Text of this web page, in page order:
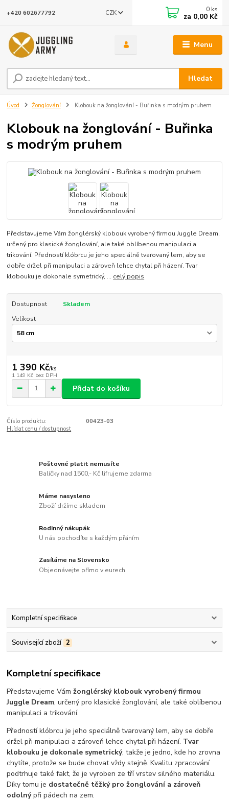
Menu
CZK
Hledat
+420 602677792 0 ks
za 0,00 Kč
Úvod Žonglování Klobouk na žonglování - Buřinka s modrým pruhem
Klobouk na žonglování - Buřinka
s modrým pruhem
Představujeme Vám žonglérský klobouk vyrobený firmou Juggle Dream,
určený pro klasické žonglování, ale také oblíbenou manipulaci a
trikování. Předností klóbrcu je jeho speciálně tvarovaný lem, aby se
dobře držel při manipulaci a zároveň lehce chytal při házení. Tvar
klobouku je dokonale symetrický, ... celý popis
Dostupnost
Skladem
Velikost
1 390 Kč/ks
1 149 Kč bez DPH
Přidat do košíku
Číslo produktu:
00423-03
Hlídat cenu / dostupnost
Poštovné platit nemusíte
Balíčky nad 1500,- Kč lifrujeme zdarma
Máme nasysleno
Zboží držíme skladem
Rodinný nákupák
U nás pochodíte s každým přáním
Zasíláme na Slovensko
Objednávejte přímo v eurech
Kompletní specifikace
Související zboží 2
Kompletní specifikace
Představujeme Vámžonglérský klobouk vyrobený firmou
Juggle Dream, určený pro klasické žonglování, ale také oblíbenou
manipulaci a trikování.
Předností klóbrcu je jeho speciálně tvarovaný lem, aby se dobře
držel při manipulaci a zároveň lehce chytal při házení. Tvar
klobouku je dokonale symetrický, takže je jedno, kde ho zrovna
chytíte, protože se bude chovat vždy stejně. Kvalitu zpracování
podtrhuje také fakt, že je vyroben ze tří vrstev silného materiálu.
Díky tomu je dostatečně těžký pro žonglování a zároveň
odolnýpři pádech na zem.